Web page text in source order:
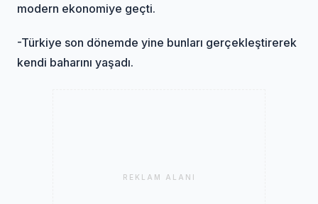
modern ekonomiye geçti.
-Türkiye son dönemde yine bunları gerçekleştirerek
kendi baharını yaşadı.
REKLAM ALANI